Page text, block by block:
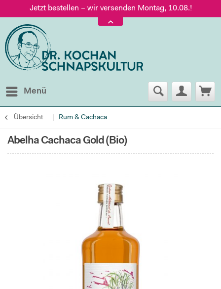
Jetzt bestellen – wir versenden Montag, 10.08.!
Versand nur 5,60 €, gratis ab 95 € Warenwert
Jetzt bestellen – wir versenden Montag, 10.08.!
Menü
Übersicht Rum & Cachaca
Abelha Cachaca Gold (Bio)